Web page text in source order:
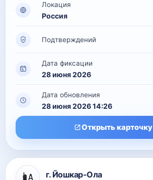
Локация
Россия
Подтверждений
Дата фиксации
28 июня 2026
Дата обновления
28 июня 2026 14:26
Открыть карточку
г. Йошкар-Ола